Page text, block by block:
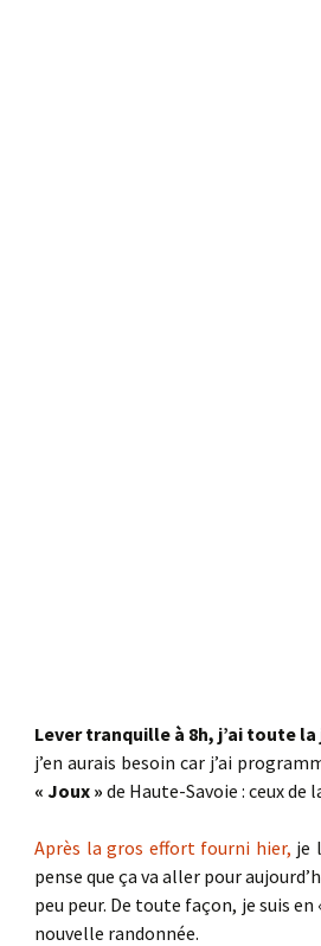
Lever tranquille à 8h, j’ai toute
j’en aurais besoin car j’ai
« Joux » de Haute-Savoie : ceux de
Après la gros effort fourni hier, je
pense que ça va aller pour
peu peur. De toute façon, je suis
nouvelle randonnée.